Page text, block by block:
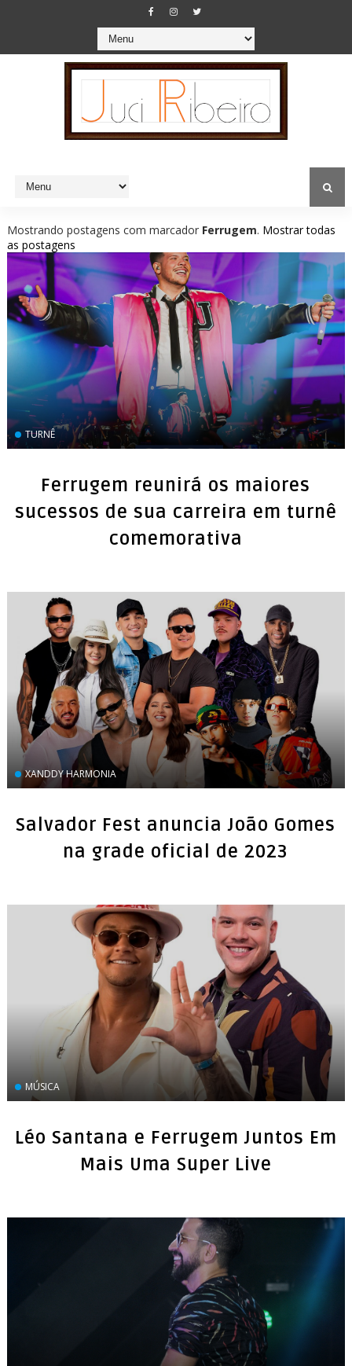
Mostrando postagens com marcador Ferrugem. Mostrar todas
as postagens
TURNÊ
Ferrugem reunirá os maiores
sucessos de sua carreira em turnê
comemorativa
XANDDY HARMONIA
Salvador Fest anuncia João Gomes
na grade oficial de 2023
MÚSICA
Léo Santana e Ferrugem Juntos Em
Mais Uma Super Live